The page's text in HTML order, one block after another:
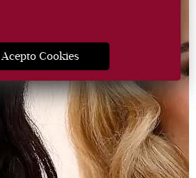
Acepto Cookies